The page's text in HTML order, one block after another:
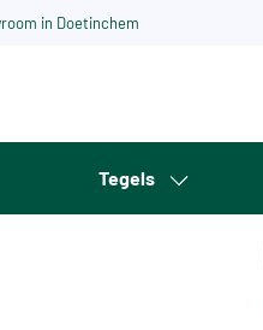
in Doetinchem
Tegels